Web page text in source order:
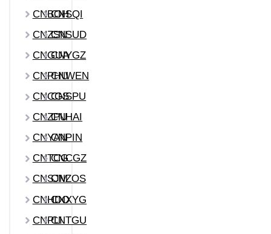
CNBOH
CNSQI
CNZSNCNSUD
CNGUACNYGZ
CNPHUCNWEN
CNCGSCNSPU
CNZPUCNHAI
CNYANCNPIN
CNTCGCNCGZ
CNSJMCNZOS
CNHDOCNXYG
CNPLICNTGU